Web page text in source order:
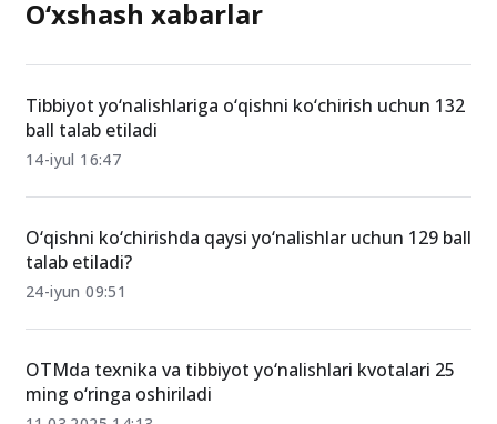
O‘xshash xabarlar
Tibbiyot yo‘nalishlariga o‘qishni ko‘chirish uchun 132
ball talab etiladi
14-iyul 16:47
O‘qishni ko‘chirishda qaysi yo‘nalishlar uchun 129 ball
talab etiladi?
24-iyun 09:51
OTMda texnika va tibbiyot yo‘nalishlari kvotalari 25
ming o‘ringa oshiriladi